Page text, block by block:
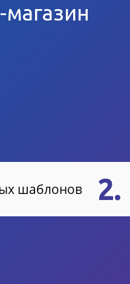
магазин
2.
шаблонов